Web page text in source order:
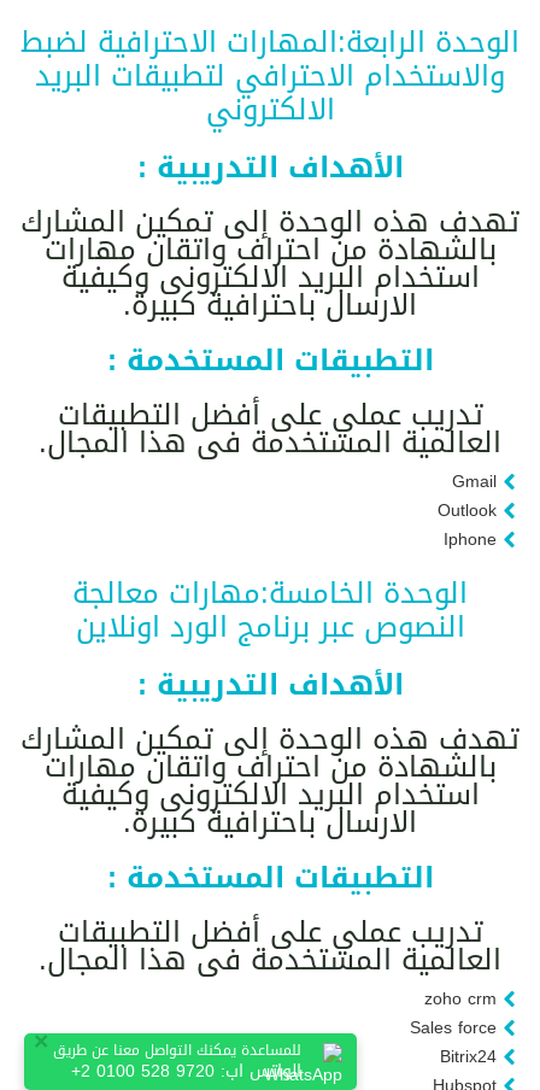
الوحدة الرابعة:المهارات الاحترافية لضبط
والاستخدام الاحترافي لتطبيقات البريد
الالكتروني
الأهداف التدريبية :
تهدف هذه الوحدة إلى تمكين المشارك
بالشهادة من احتراف واتقان مهارات
استخدام البريد الالكترونى وكيفية
الارسال باحترافية كبيرة.
التطبيقات المستخدمة :
تدريب عملي على أفضل التطبيقات
العالمية المستخدمة فى هذا المجال.
Gmail
Outlook
Iphone
الوحدة الخامسة:مهارات معالجة
النصوص عبر برنامج الورد اونلاين
الأهداف التدريبية :
تهدف هذه الوحدة إلى تمكين المشارك
بالشهادة من احتراف واتقان مهارات
استخدام البريد الالكترونى وكيفية
الارسال باحترافية كبيرة.
التطبيقات المستخدمة :
تدريب عملي على أفضل التطبيقات
العالمية المستخدمة فى هذا المجال.
zoho crm
Sales force
Bitrix24
×للمساعدة يمكنك التواصل معنا عن طريق
الواتس اب: +2 0100 528 9720